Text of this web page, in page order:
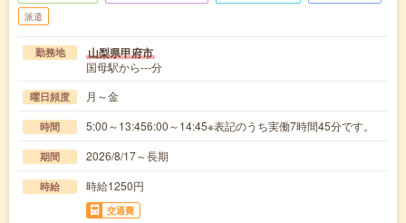
派遣
勤務地 山梨県甲府市
国母駅から---分
曜日頻度 月～金
時間 5:00～13:456:00～14:45※表記のうち実働7時間45分です。
期間 2026/8/17～長期
時給 時給1250円
交通費